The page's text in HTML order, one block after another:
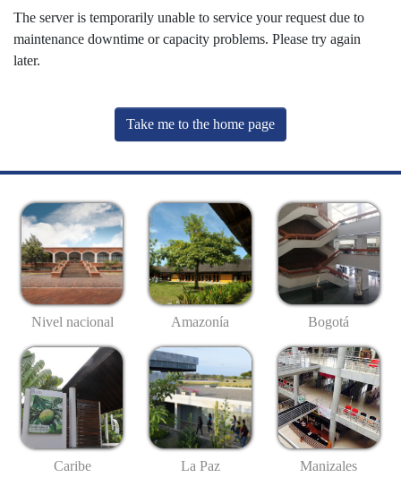
The server is temporarily unable to service your request due to
maintenance downtime or capacity problems. Please try again
later.
Take me to the home page
Nivel nacional Amazonía Bogotá
Caribe La Paz Manizales